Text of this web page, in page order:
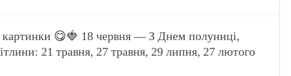
😋🍓 18 червня — З Днем полуниці,
21 травня, 27 травня, 29 липня, 27 лютого